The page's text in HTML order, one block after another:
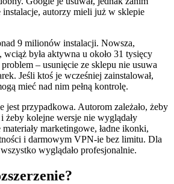
instalacje, autorzy mieli już w sklepie
9 milionów instalacji. Nowsza,
była aktywna u około 31 tysięcy
– usunięcie ze sklepu nie usuwa
Jeśli ktoś je wcześniej zainstalował,
mieć nad nim pełną kontrolę.
jest przypadkowa. Autorom zależało, żeby
i żeby kolejne wersje nie wyglądały
marketingowe, ładne ikonki,
i darmowym VPN-ie bez limitu. Dla
wyglądało profesjonalnie.